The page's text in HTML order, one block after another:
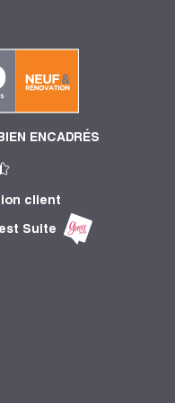
ENCADRÉS
client
Suite